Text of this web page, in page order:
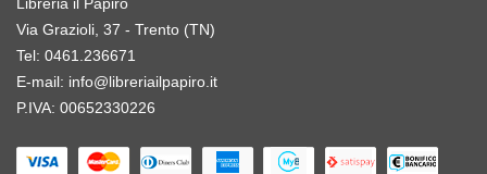
Via Grazioli, 37 - Trento (TN)
Tel: 0461.236671
E-mail: info@libreriailpapiro.it
P.IVA: 00652330226